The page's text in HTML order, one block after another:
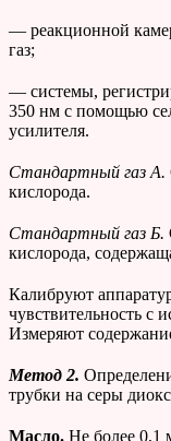
— реакционной
газ;
— системы,
350 нм с помощью
усилителя.
Стандартный газ А.
кислорода.
Стандартный газ Б.
кислорода,
Калибруют
чувствительность с
Измеряют
Метод 2.
трубки на серы
Масло. Не более 0,1